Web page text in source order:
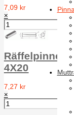
7,09 kr
×
Räffelpinne
4X20
7,27 kr
×